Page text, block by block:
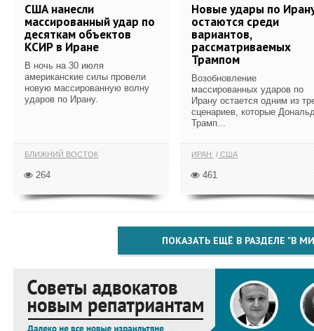
США нанесли
массированный удар по
десяткам объектов
КСИР в Иране
В ночь на 30 июля
американские силы провели
новую массированную волну
ударов по Ирану.
БЛИЖНИЙ ВОСТОК
264
Новые удары по
остаются среди
вариантов,
рассматриваемых
Трампом
Возобновление
массированных ударов по
Ирану остается одним из
сценариев, которые
Трамп...
ИРАН США
461
ПОКАЗАТЬ ЕЩЁ В РАЗДЕЛЕ "В